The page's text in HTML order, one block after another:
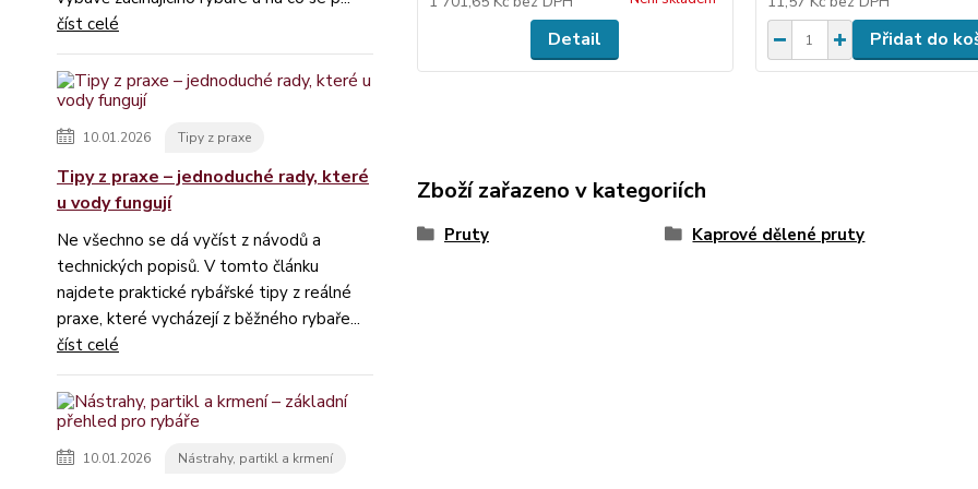
číst celé
10.01.2026 Tipy z praxe
Tipy z praxe – jednoduché rady, které
u vody fungují
Ne všechno se dá vyčíst z návodů a
technických popisů. V tomto článku
najdete praktické rybářské tipy z reálné
praxe, které vycházejí z běžného rybaře...
číst celé
10.01.2026 Nástrahy, partikl a krmení
Detail Přidat do
Zboží zařazeno v kategoriích
Pruty Kaprové dělené pruty